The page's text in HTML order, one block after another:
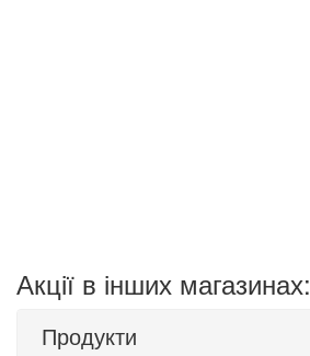
Акції в інших магазинах:
Продукти